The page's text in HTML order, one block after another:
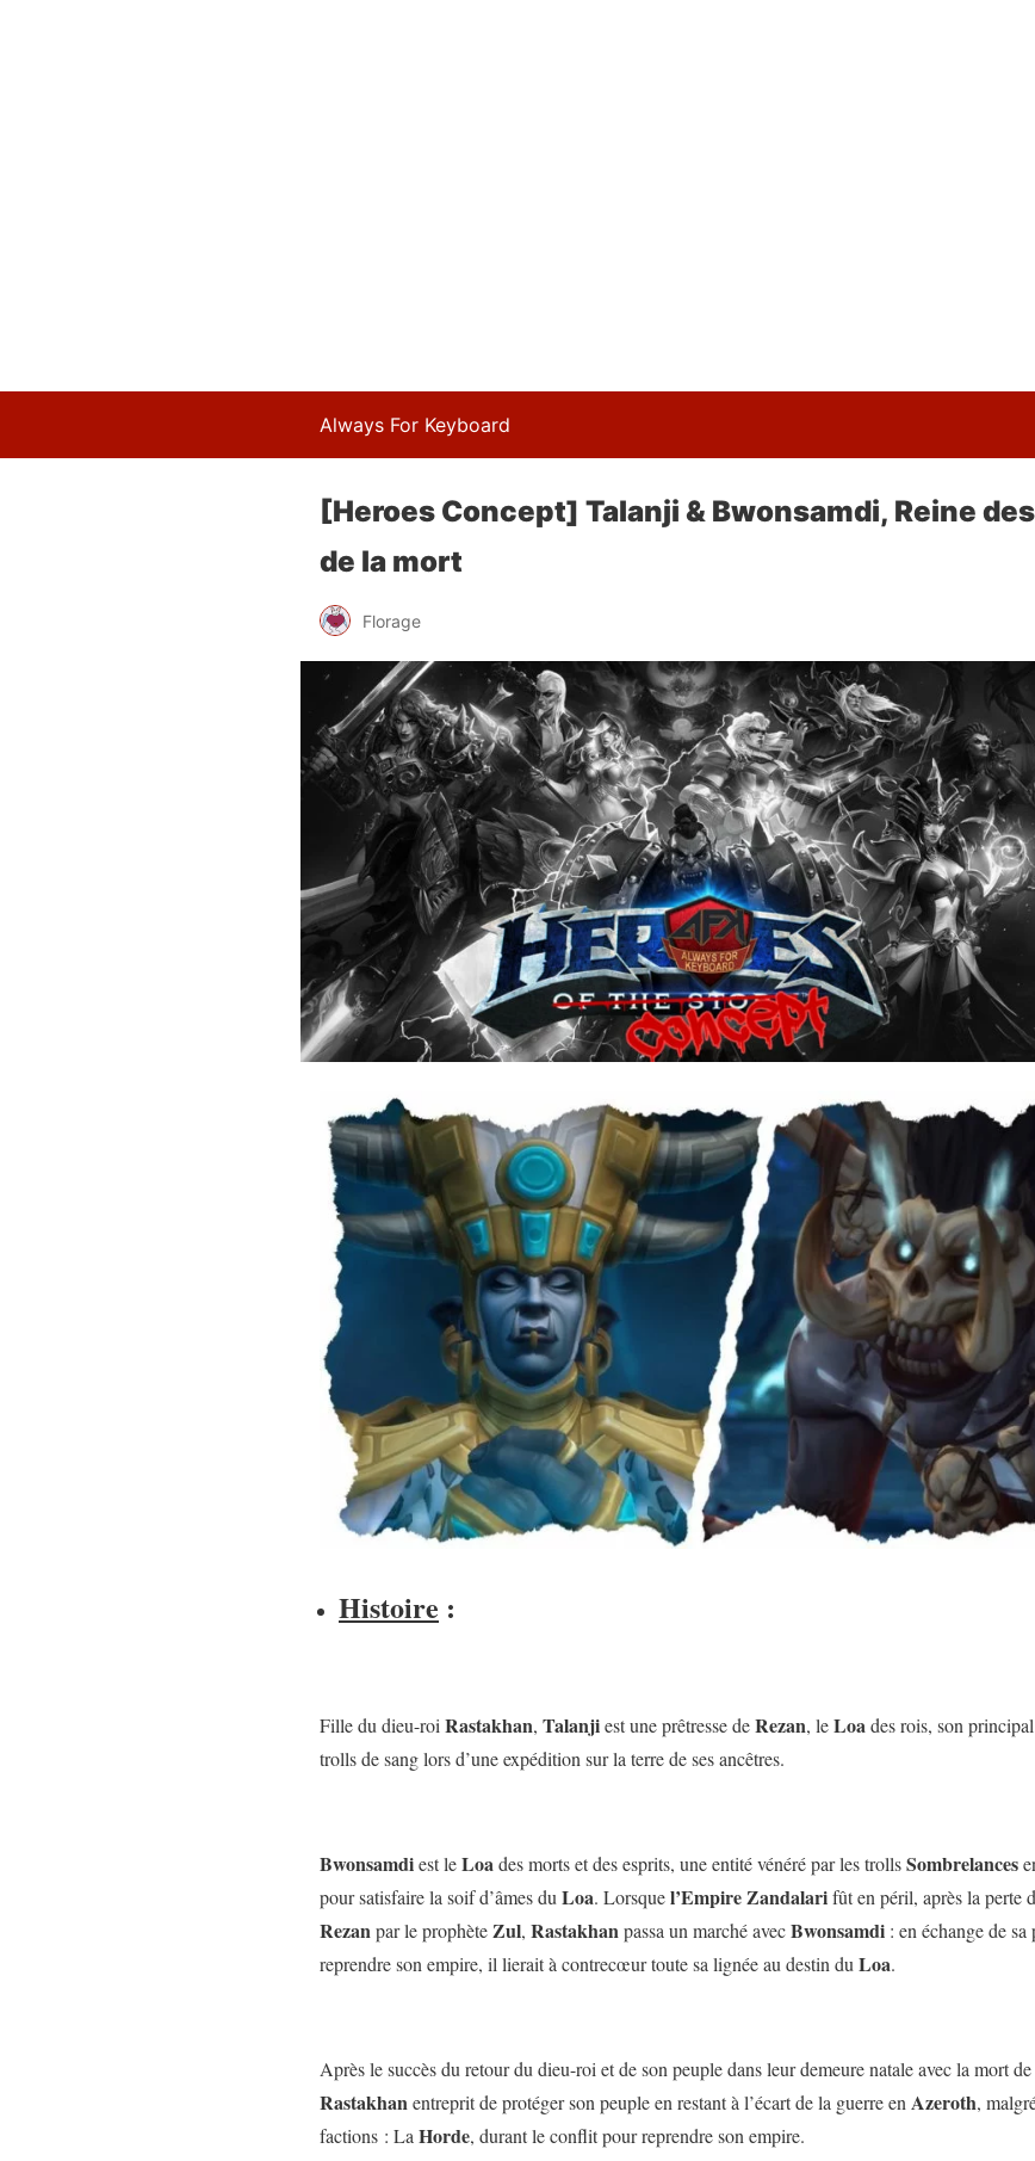
Always For Keyboard
[Heroes Concept] Talanji & Bwonsamdi, Reine
de la mort
Florage
Histoire :
Fille du dieu-roi Rastakhan, Talanjiest une prêtresse deRezan, leLoades rois, son
trolls de sang lors d’une expédition sur la terre de ses ancêtres.
Bwonsamdiest leLoades morts et des esprits, une entité vénéré par les trollsSombrelances
pour satisfaire la soif d’âmes du Loa. Lorsquel’Empire Zandalarifût en péril, après la perte
Rezanpar le prophèteZul, Rastakhanpassa un marché avecBwonsamdi : en échange de
reprendre son empire, il lierait à contrecœur toute sa lignée au destin du Loa.
Après le succès du retour du dieu-roi et de son peuple dans leur demeure natale avec la mort de
Rastakhanentreprit de protéger son peuple en restant à l’écart de la guerre en Azeroth,
factions : La Horde, durant le conflit pour reprendre son empire.